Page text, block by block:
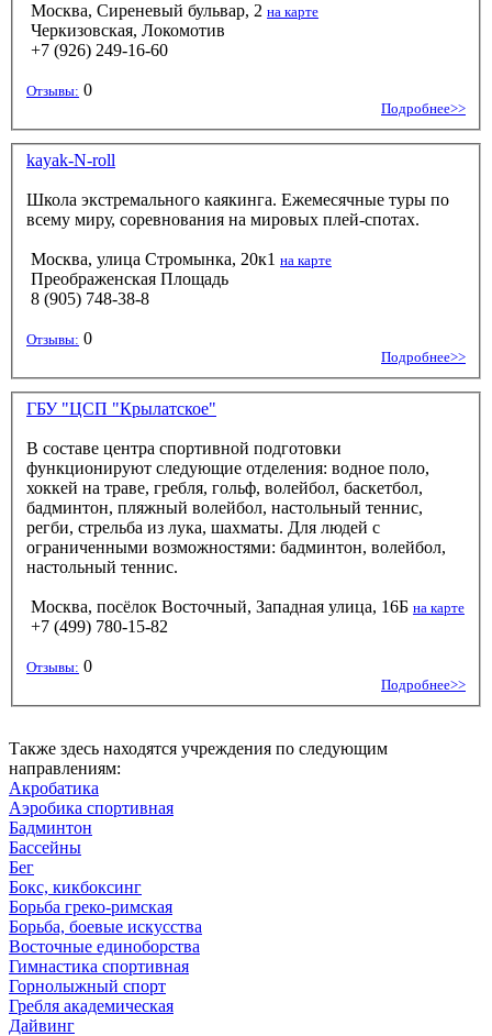
Москва, Сиреневый бульвар, 2 на карте
Черкизовская, Локомотив
+7 (926) 249-16-60
Отзывы: 0
Подробнее>>
kayak-N-roll
Школа экстремального каякинга. Ежемесячные туры по
всему миру, соревнования на мировых плей-спотах.
Москва, улица Стромынка, 20к1 на карте
Преображенская Площадь
8 (905) 748-38-8
Отзывы: 0
Подробнее>>
ГБУ "ЦСП "Крылатское"
В составе центра спортивной подготовки
функционируют следующие отделения: водное поло,
хоккей на траве, гребля, гольф, волейбол, баскетбол,
бадминтон, пляжный волейбол, настольный теннис,
регби, стрельба из лука, шахматы. Для людей с
ограниченными возможностями: бадминтон, волейбол,
настольный теннис.
Москва, посёлок Восточный, Западная улица, 16Б на карте
+7 (499) 780-15-82
Отзывы: 0
Подробнее>>
Также здесь находятся учреждения по следующим
направлениям:
Акробатика
Аэробика спортивная
Бадминтон
Бассейны
Бег
Бокс, кикбоксинг
Борьба греко-римская
Борьба, боевые искусства
Восточные единоборства
Гимнастика спортивная
Горнолыжный спорт
Гребля академическая
Дайвинг